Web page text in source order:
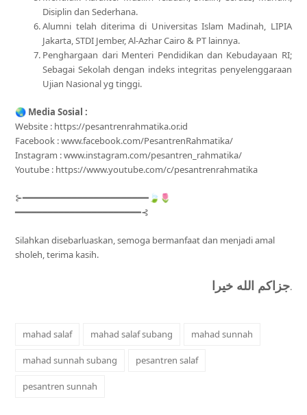
Disiplin dan Sederhana.
Alumni telah diterima di Universitas Islam Madinah, LIPIA
Jakarta, STDI Jember, Al-Azhar Cairo & PT lainnya.
Penghargaan dari Menteri Pendidikan dan Kebudayaan RI;
Sebagai Sekolah dengan indeks integritas penyelenggaraan
Ujian Nasional yg tinggi.
🌏 Media Sosial :
Website : https://pesantrenrahmatika.or.id
Facebook : www.facebook.com/PesantrenRahmatika/
Instagram : www.instagram.com/pesantren_rahmatika/
Youtube : https://www.youtube.com/c/pesantrenrahmatika
⊱━━━━━━━━━━━━━━━━━━━━━━━🍃🌷
━━━━━━━━━━━━━━━━━━━━━━━⊰
Silahkan disebarluaskan, semoga bermanfaat dan menjadi amal
sholeh, terima kasih.
جزاكم الله خيرا.
mahad salaf mahad salaf subang mahad sunnah
mahad sunnah subang pesantren salaf
pesantren sunnah